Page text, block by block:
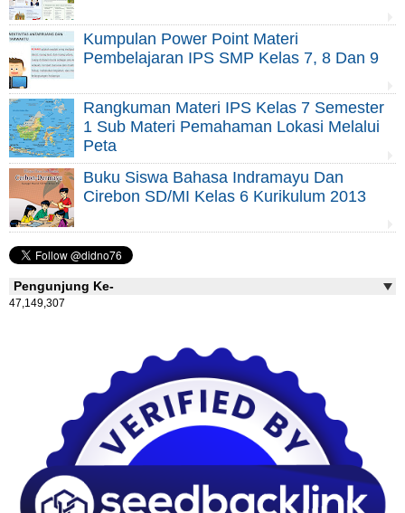
Kumpulan Power Point Materi
Pembelajaran IPS SMP Kelas 7, 8 Dan 9
Rangkuman Materi IPS Kelas 7 Semester
1 Sub Materi Pemahaman Lokasi Melalui
Peta
Buku Siswa Bahasa Indramayu Dan
Cirebon SD/MI Kelas 6 Kurikulum 2013
Pengunjung Ke-
47,149,307